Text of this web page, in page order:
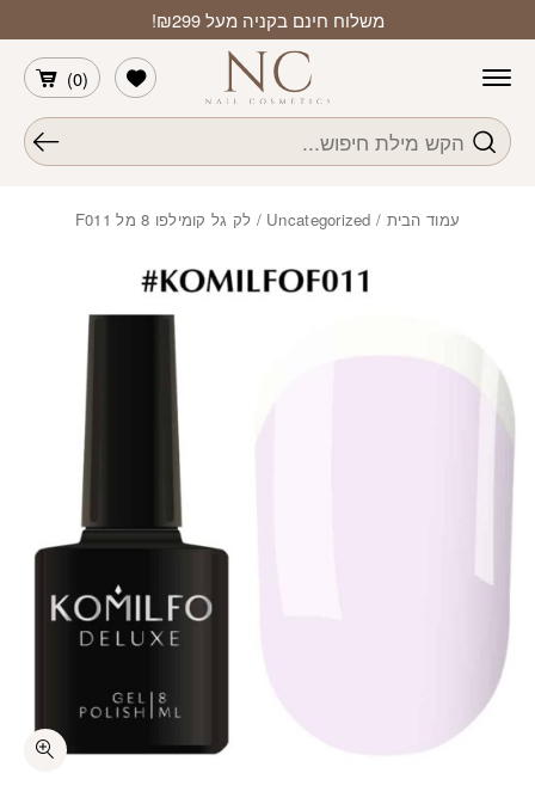
משלוח חינם בקניה מעל ₪299!
חיפוש
(
0
)
הרשימה שלי
עמוד הבית /
Uncategorized / לק גל קומילפו 8 מל F011